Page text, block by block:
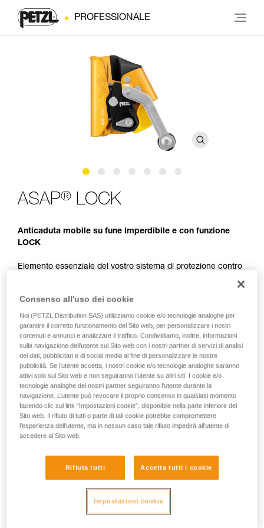
PROFESSIONALE
ASAP® LOCK
Anticaduta mobile su fune imperdibile e con funzione
LOCK
Elemento essenziale del vostro sistema di protezione contro
lavoratori su fune con accesso difficile. Nell’utilizzo normale,
negli spostamenti su fune, il dispositivo si muove liberamente
senza dover essere utilizzato. In caso di caduta o discesa
non controllata (superiore a due metri al secondo), il
dispositivo si blocca sulla fune e vi arresta. La funzione
LOCK integrata vi consente di arrestare il dispositivo per
ridurre l’altezza della caduta. Il braccio di collegamento
facilita il superamento di frazionamenti rendendo il sistema
imperdibile e i fermi semplificano l’installazione della fune.
Per gestire le situazioni di soccorso, ASAP LOCK si utilizza in
abbinamento con l’assorbitore di energia ASAP’SORBER
AXESS.
Consenso all'uso dei cookie
Noi (PETZL Distribution SAS) utilizziamo cookie e/o tecnologie analoghe per
garantire il corretto funzionamento del Sito web, per personalizzare i nostri
contenuti e annunci e analizzare il traffico. Condividiamo, inoltre, informazioni
sulla navigazione dell’utente sul Sito web con i nostri partner di servizi di analisi
dei dati, pubblicitari e di social media al fine di personalizzare le nostre
pubblicità. Se l’utente accetta, i nostri cookie e/o tecnologie analoghe saranno
attivi solo sul Sito web e non seguiranno l’utente su altri siti. I cookie e/o
tecnologie analoghe dei nostri partner seguiranno l’utente durante la
navigazione. L’utente può revocare il proprio consenso in qualsiasi momento
facendo clic sul link “Impostazioni cookie”, disponibile nella parte inferiore del
Sito web. Il rifiuto di tutti o parte di tali cookie potrebbe compromettere
l’esperienza dell’utente, ma in nessun caso tale rifiuto impedirà all’utente di
accedere al Sito web.
Rifiuta tutti Accetta tutti i cookie
Impostazioni cookie